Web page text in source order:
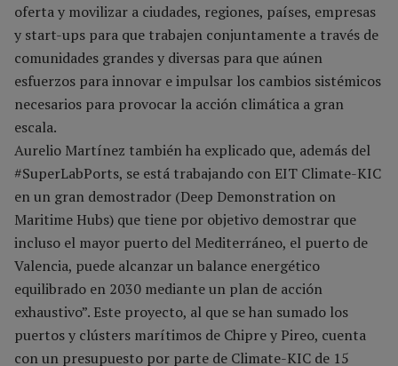
oferta y movilizar a ciudades, regiones, países, empresas
y start-ups para que trabajen conjuntamente a través de
comunidades grandes y diversas para que aúnen
esfuerzos para innovar e impulsar los cambios sistémicos
necesarios para provocar la acción climática a gran
escala.
Aurelio Martínez también ha explicado que, además del
#SuperLabPorts, se está trabajando con EIT Climate-KIC
en un gran demostrador (Deep Demonstration on
Maritime Hubs) que tiene por objetivo demostrar que
incluso el mayor puerto del Mediterráneo, el puerto de
Valencia, puede alcanzar un balance energético
equilibrado en 2030 mediante un plan de acción
exhaustivo”. Este proyecto, al que se han sumado los
puertos y clústers marítimos de Chipre y Pireo, cuenta
con un presupuesto por parte de Climate-KIC de 15